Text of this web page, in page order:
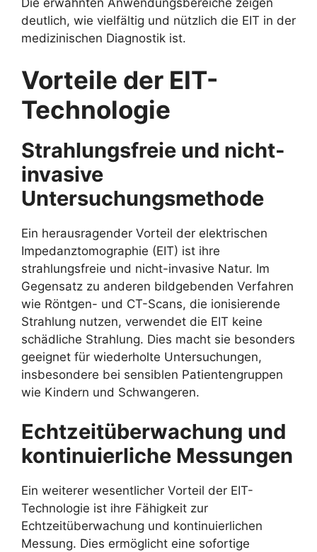
deutlich, wie vielfältig und nützlich die EIT in der
medizinischen Diagnostik ist.
Vorteile der EIT-
Technologie
Strahlungsfreie und nicht-
invasive
Untersuchungsmethode
Ein herausragender Vorteil der elektrischen
Impedanztomographie (EIT) ist ihre
strahlungsfreie und nicht-invasive Natur. Im
Gegensatz zu anderen bildgebenden Verfahren
wie Röntgen- und CT-Scans, die ionisierende
Strahlung nutzen, verwendet die EIT keine
schädliche Strahlung. Dies macht sie besonders
geeignet für wiederholte Untersuchungen,
insbesondere bei sensiblen Patientengruppen
wie Kindern und Schwangeren.
Echtzeitüberwachung und
kontinuierliche Messungen
Ein weiterer wesentlicher Vorteil der EIT-
Technologie ist ihre Fähigkeit zur
Echtzeitüberwachung und kontinuierlichen
Messung. Dies ermöglicht eine sofortige